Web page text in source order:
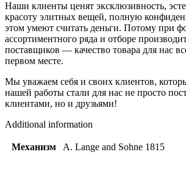
Наши клиенты ценят эксклюзивность,
красоту элитных вещей, полную
этом умеют считать деньги. Потому при
ассортиментного ряда и отборе
поставщиков — качество товара для нас
первом месте.
Мы уважаем себя и своих клиентов,
нашей работы стали для нас не просто
клиентами, но и друзьями!
Additional information
Механизм A. Lange and Sohne 1815